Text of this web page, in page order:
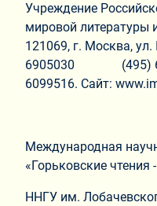
Учреждение
мировой литературы
121069, г. Москва,
6905030 (495)
6099516. Сайт:
Международная
«Горьковские чтения
ННГУ им.